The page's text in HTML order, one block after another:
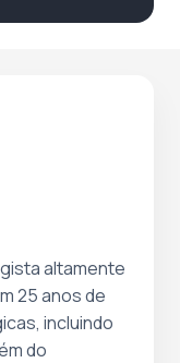
altamente
25 anos de
incluindo
do